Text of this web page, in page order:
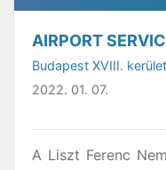
AIRPORT
Budapest XVIII. kerület
2022. 01. 07.
A Liszt Ferenc